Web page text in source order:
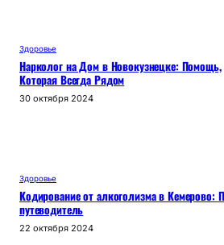
Здоровье
Нарколог на Дом в Новокузнецке: Помощь,
Которая Всегда Рядом
30 октября 2024
Здоровье
Кодирование от алкоголизма в Кемерово:
путеводитель
22 октября 2024